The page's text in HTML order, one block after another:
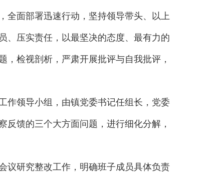
全面部署迅速行动，坚持领导带头、以上
、压实责任，以最坚决的态度、最有力的
检视剖析，严肃开展批评与自我批评，
作领导小组，由镇党委书记任组长，党委
馈的三个大方面问题，进行细化分解，
议研究整改工作，明确班子成员具体负责